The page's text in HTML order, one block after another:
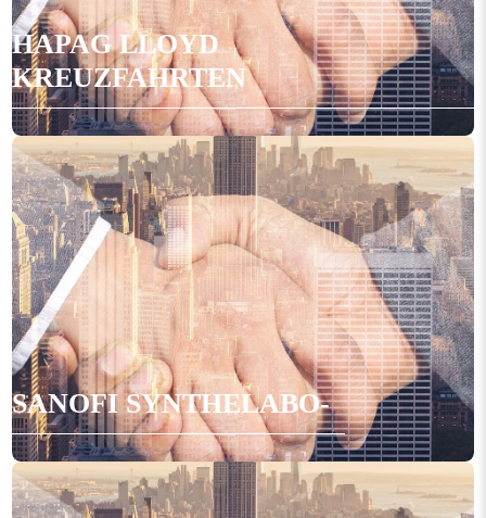
HAPAG LLOYD
KREUZFAHRTEN
SANOFI SYNTHELABO-